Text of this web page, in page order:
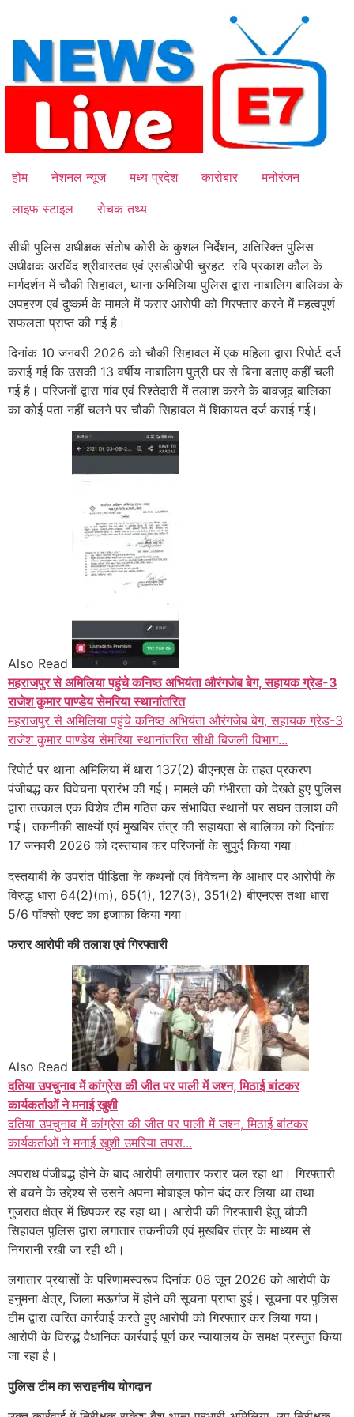
content
होम नेशनल न्यूज मध्य प्रदेश कारोबार
मनोरंजन
लाइफ स्टाइल
रोचक तथ्य
सीधी पुलिस अधीक्षक संतोष कोरी के कुशल निर्देशन, अतिरिक्त पुलिस
अधीक्षक अरविंद श्रीवास्तव एवं एसडीओपी चुरहट रवि प्रकाश कौल के
मार्गदर्शन में चौकी सिहावल, थाना अमिलिया पुलिस द्वारा नाबालिग बालिका के
अपहरण एवं दुष्कर्म के मामले में फरार आरोपी को गिरफ्तार करने में महत्वपूर्ण
सफलता प्राप्त की गई है।
दिनांक 10 जनवरी 2026 को चौकी सिहावल में एक महिला द्वारा रिपोर्ट दर्ज
कराई गई कि उसकी 13 वर्षीय नाबालिग पुत्री घर से बिना बताए कहीं चली
गई है। परिजनों द्वारा गांव एवं रिश्तेदारी में तलाश करने के बावजूद बालिका
का कोई पता नहीं चलने पर चौकी सिहावल में शिकायत दर्ज कराई गई।
Also Read
महराजपुर से अमिलिया पहुंचे कनिष्ठ अभियंता औरंगजेब बेग, सहायक ग्रेड-3
राजेश कुमार पाण्डेय सेमरिया स्थानांतरित
महराजपुर से अमिलिया पहुंचे कनिष्ठ अभियंता औरंगजेब बेग, सहायक ग्रेड-3
राजेश कुमार पाण्डेय सेमरिया स्थानांतरित सीधी बिजली विभाग...
रिपोर्ट पर थाना अमिलिया में धारा 137(2) बीएनएस के तहत प्रकरण
पंजीबद्ध कर विवेचना प्रारंभ की गई। मामले की गंभीरता को देखते हुए पुलिस
द्वारा तत्काल एक विशेष टीम गठित कर संभावित स्थानों पर सघन तलाश की
गई। तकनीकी साक्ष्यों एवं मुखबिर तंत्र की सहायता से बालिका को दिनांक
17 जनवरी 2026 को दस्तयाब कर परिजनों के सुपुर्द किया गया।
दस्तयाबी के उपरांत पीड़िता के कथनों एवं विवेचना के आधार पर आरोपी के
विरुद्ध धारा 64(2)(m), 65(1), 127(3), 351(2) बीएनएस तथा धारा
5/6 पॉक्सो एक्ट का इजाफा किया गया।
फरार आरोपी की तलाश एवं गिरफ्तारी
Also Read
दतिया उपचुनाव में कांग्रेस की जीत पर पाली में जश्न, मिठाई बांटकर
कार्यकर्ताओं ने मनाई खुशी
दतिया उपचुनाव में कांग्रेस की जीत पर पाली में जश्न, मिठाई बांटकर
कार्यकर्ताओं ने मनाई खुशी उमरिया तपस...
अपराध पंजीबद्ध होने के बाद आरोपी लगातार फरार चल रहा था। गिरफ्तारी
से बचने के उद्देश्य से उसने अपना मोबाइल फोन बंद कर लिया था तथा
गुजरात क्षेत्र में छिपकर रह रहा था। आरोपी की गिरफ्तारी हेतु चौकी
सिहावल पुलिस द्वारा लगातार तकनीकी एवं मुखबिर तंत्र के माध्यम से
निगरानी रखी जा रही थी।
लगातार प्रयासों के परिणामस्वरूप दिनांक 08 जून 2026 को आरोपी के
हनुमना क्षेत्र, जिला मऊगंज में होने की सूचना प्राप्त हुई। सूचना पर पुलिस
टीम द्वारा त्वरित कार्रवाई करते हुए आरोपी को गिरफ्तार कर लिया गया।
आरोपी के विरुद्ध वैधानिक कार्रवाई पूर्ण कर न्यायालय के समक्ष प्रस्तुत किया
जा रहा है।
पुलिस टीम का सराहनीय योगदान